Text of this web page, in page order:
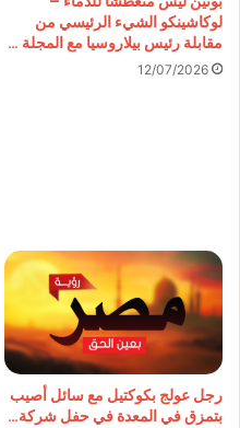
لوكاشينكو الشيء الرئيسي من
مقابلة رئيس بيلاروسيا مع المجلة …
12/07/2026
رجل عولج بكوكتيل مع سائل أصيب
بتمزق في المعدة في حفل شركة…